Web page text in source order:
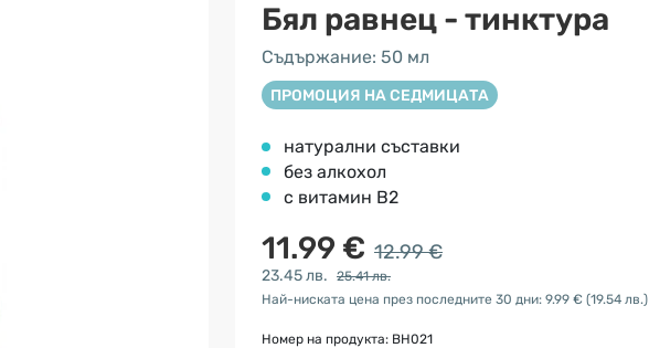
Бял равнец - тинктура
Съдържание: 50 мл
ПРОМОЦИЯ НА СЕДМИЦАТА
натурални съставки
без алкохол
c витамин В2
11.99 € 12.99 €
23.45 лв.
25.41 лв.
Най-ниската цена през последните 30 дни: 9.99 € (19.54 лв.)
Номер на продукта: BH021